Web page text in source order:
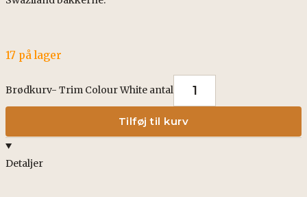
17 på lager
Brødkurv- Trim Colour White antal
Tilføj til kurv
Detaljer